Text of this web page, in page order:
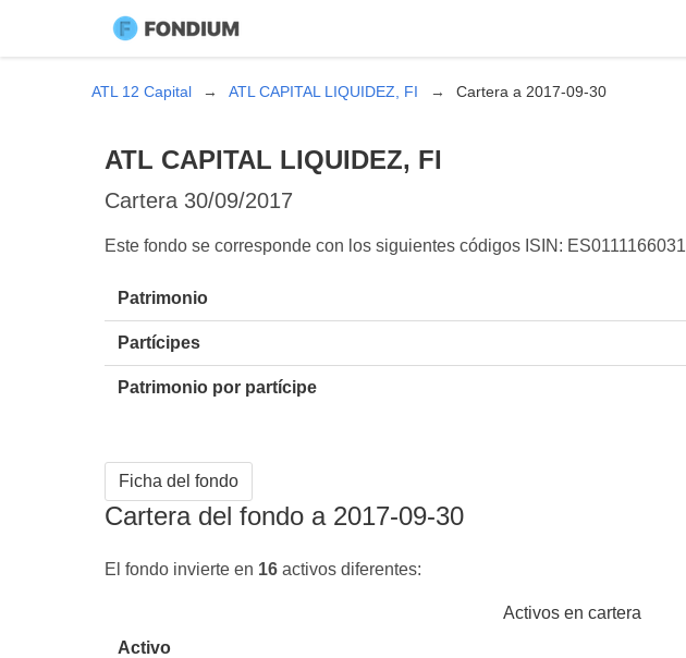
ATL 12 Capital ATL CAPITAL LIQUIDEZ, FI Cartera a 2017-09-30
ATL CAPITAL LIQUIDEZ, FI
Cartera 30/09/2017
Este fondo se corresponde con los siguientes códigos ISIN: ES0111166031
Patrimonio
Partícipes
Patrimonio por partícipe
Ficha del fondo
Cartera del fondo a 2017-09-30
El fondo invierte en 16 activos diferentes:
Activos en cartera
Activo